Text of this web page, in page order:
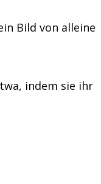
Bild von alleine
indem sie ihr